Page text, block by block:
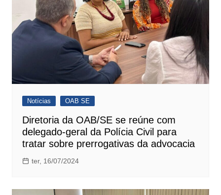
Notícias OAB SE
Diretoria da OAB/SE se reúne com
delegado-geral da Polícia Civil para
tratar sobre prerrogativas da advocacia
ter, 16/07/2024